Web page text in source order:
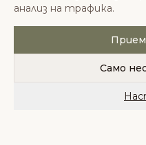
© 2026 Одоната
запазени.
Политика за
анализ на трафика.
Само